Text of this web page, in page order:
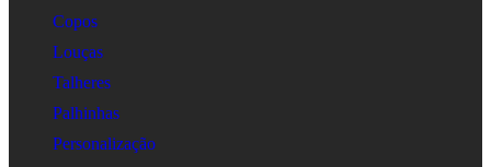
Copos
Louças
Talheres
Palhinhas
Personalização